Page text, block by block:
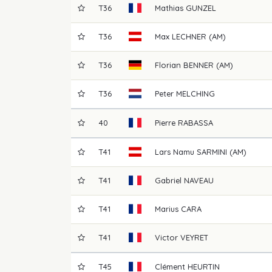
T36 Mathias GUNZEL
T36 Max LECHNER (AM)
T36 Florian BENNER (AM)
T36 Peter MELCHING
40 Pierre RABASSA
T41 Lars Namu SARMINI (AM)
T41 Gabriel NAVEAU
T41 Marius CARA
T41 VictorVEYRET
T45 Clément HEURTIN